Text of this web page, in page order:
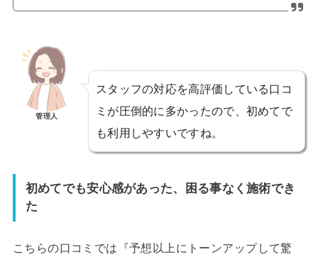
管理人
スタッフの対応を高評価している口コ
ミが圧倒的に多かったので、初めてで
も利用しやすいですね。
初めてでも安心感があった、困る事なく施術でき
た
こちらの口コミでは『予想以上にトーンアップして驚